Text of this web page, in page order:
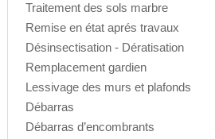
Traitement des sols marbre
Remise en état aprés travaux
Désinsectisation - Dératisation
Remplacement gardien
Lessivage des murs et plafonds
Débarras
Débarras d’encombrants